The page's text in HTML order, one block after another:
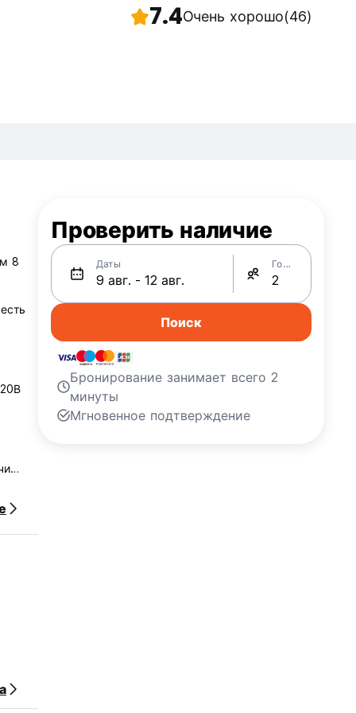
7.4Очень хорошо(46)
8
Проверить наличие
Даты Гости
Поиск
Бронирование занимает всего 2
минуты
Мгновенное подтверждение